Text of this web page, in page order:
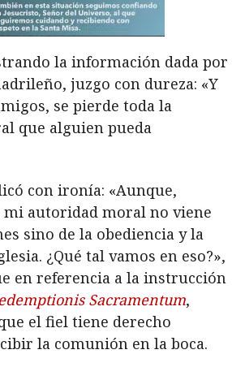
la información dada por
juzgo con dureza: «Y
se pierde toda la
que alguien pueda
con ironía: «Aunque,
mi autoridad moral no viene
sino de la obediencia y la
¿Qué tal vamos en eso?»,
en referencia a la instrucción
Sacramentum,
el fiel tiene derecho
la comunión en la boca.